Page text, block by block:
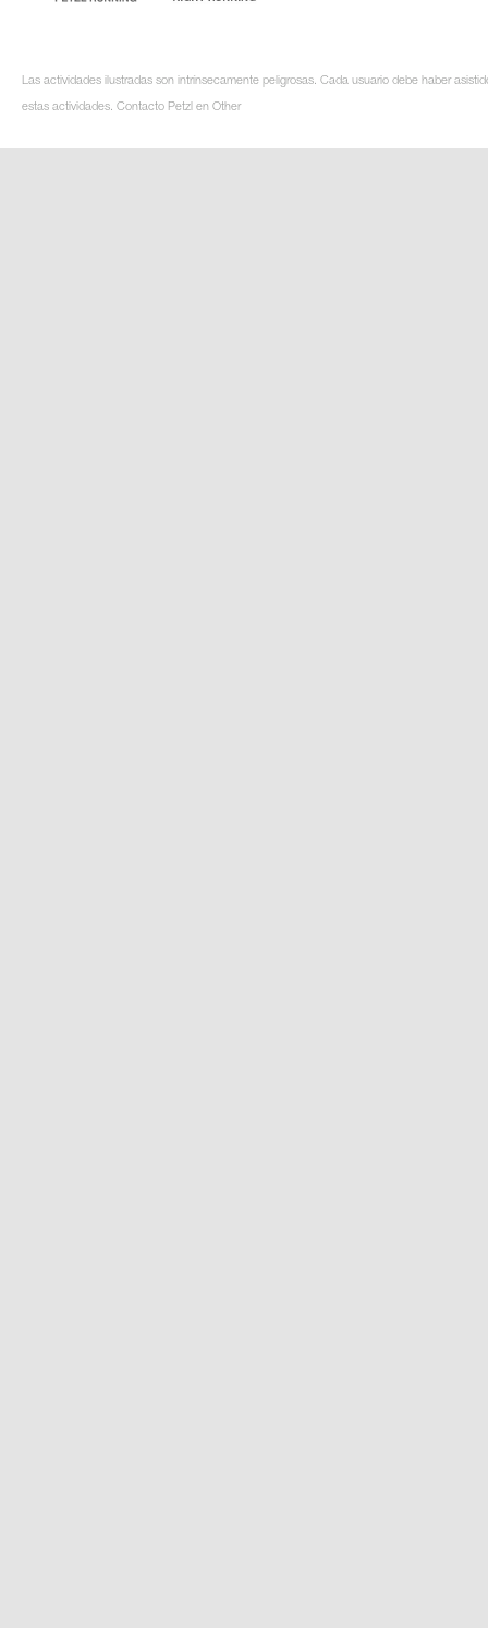
Las actividades ilustradas son intrínsecamente peligrosas. Cada usuario debe haber
estas actividades. Contacto Petzl en Other